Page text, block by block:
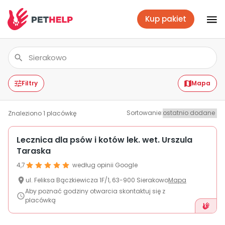
Pakiety weterynaryjne
Ubezpieczenie psa i kota
Benefit dla firm
Placówki
Zaloguj się
Kup pakiet
Filtry Mapa
Znaleziono1 placówkę Sortowanie:
Lecznica dla psów i kotów lek. wet. Urszula
Taraska
4,7
według opinii Google
ul. Feliksa Bączkiewicza 1F/1, 63-900 SierakowoMapa
Aby poznać godziny otwarcia skontaktuj się z
placówką